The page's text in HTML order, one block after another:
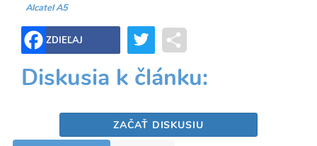
Alcatel A5
ZDIEĽAJ Twitter
Diskusia k článku:
ZAČAŤ DISKUSIU